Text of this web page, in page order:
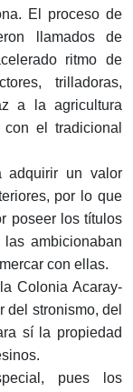
El proceso de
llamados de
ritmo de
trilladoras,
a la agricultura
el tradicional
adquirir un valor
por lo que
poseer los títulos
ambicionaban
con ellas.
Colonia Acaray-
del stronismo, del
sí la propiedad
pues los